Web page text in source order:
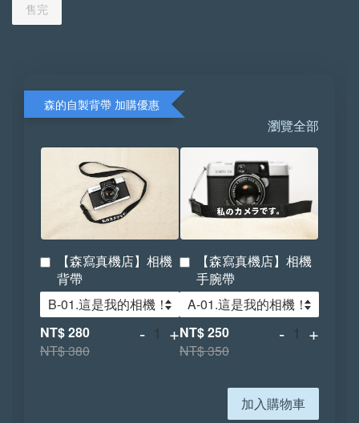
售完
森的自製背帶 加購優惠
瀏覽全部
【森寫真機店】相機
背帶
NT$ 280
NT$ 380
- +
【森寫真機店】相機
手腕帶
NT$ 250
NT$ 350
- +
加入購物車